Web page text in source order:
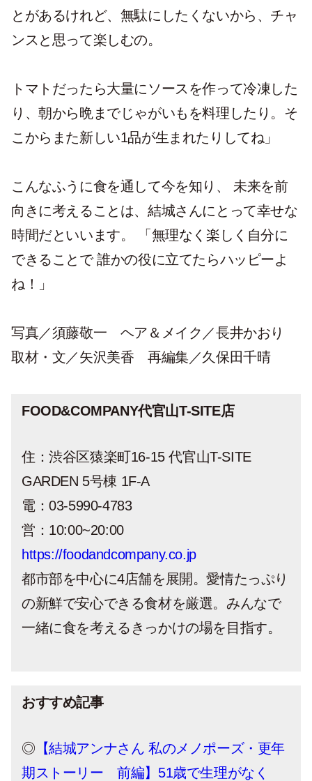
とがあるけれど、無駄にしたくないから、チャ
ンスと思って楽しむの。
トマトだったら大量にソースを作って冷凍した
り、朝から晩までじゃがいもを料理したり。そ
こからまた新しい1品が生まれたりしてね」
こんなふうに食を通して今を知り、 未来を前
向きに考えることは、結城さんにとって幸せな
時間だといいます。 「無理なく楽しく自分に
できることで 誰かの役に立てたらハッピーよ
ね！」
写真／須藤敬一 ヘア＆メイク／長井かおり
取材・文／矢沢美香 再編集／久保田千晴
FOOD&COMPANY代官山T-SITE店
住：渋谷区猿楽町16-15 代官山T-SITE
GARDEN 5号棟 1F-A
電：03-5990-4783
営：10:00~20:00
https://foodandcompany.co.jp
都市部を中心に4店舗を展開。愛情たっぷり
の新鮮で安心できる食材を厳選。みんなで
一緒に食を考えるきっかけの場を目指す。
おすすめ記事
◎ 【結城アンナさん 私のメノポーズ・更年
期ストーリー 前編】51歳で生理がなく